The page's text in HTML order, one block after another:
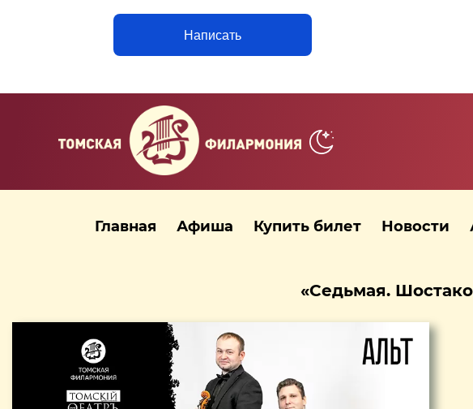
Написать
Главная Афиша Купить билет Новости
«Седьмая.